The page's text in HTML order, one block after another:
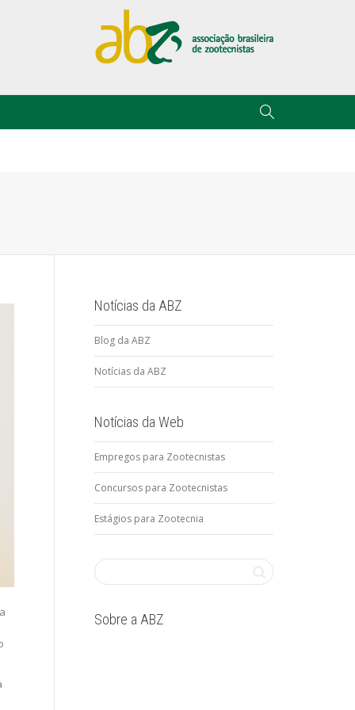
Notícias da ABZ
Blog da ABZ
Notícias da ABZ
Notícias da Web
Empregos para Zootecnistas
Concursos para Zootecnistas
Estágios para Zootecnia
Sobre a ABZ